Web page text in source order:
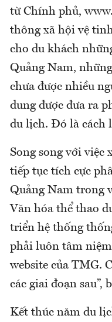
từ ​​Chính phủ,
thông xã hội vệ
cho du khách
Quảng Nam,
chưa được nhiều
dung được đưa ra
du lịch. Đó là cách
Song song với việc
tiếp tục tích cực
Quảng Nam trong
Văn hóa thể thao
triển hệ thống
phải luôn tâm
website của TMG.
các giai đoạn sau”,
Kết thúc năm du